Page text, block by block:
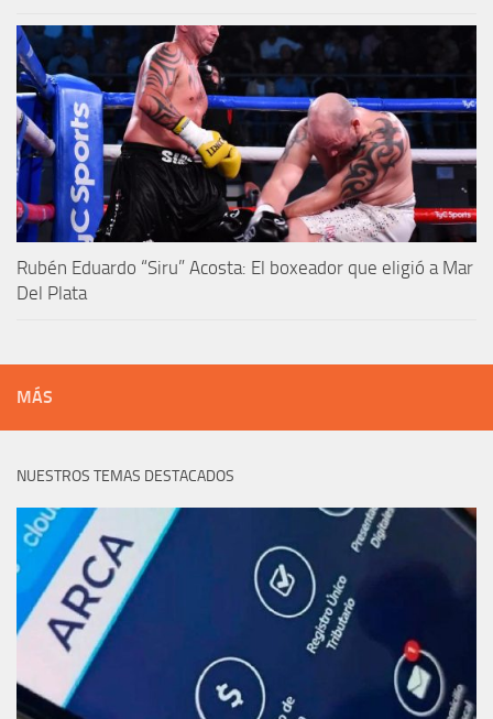
Rubén Eduardo “Siru” Acosta: El boxeador que eligió a Mar
Del Plata
MÁS
NUESTROS TEMAS DESTACADOS